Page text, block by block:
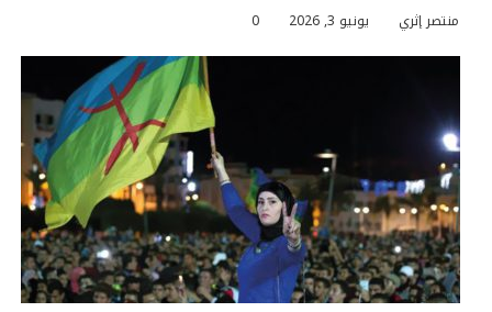
منتصر إثري يونيو 3, 2026 0